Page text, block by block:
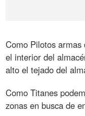
Como Pilotos armas
el interior del
alto el tejado del
Como Titanes
zonas en busca de